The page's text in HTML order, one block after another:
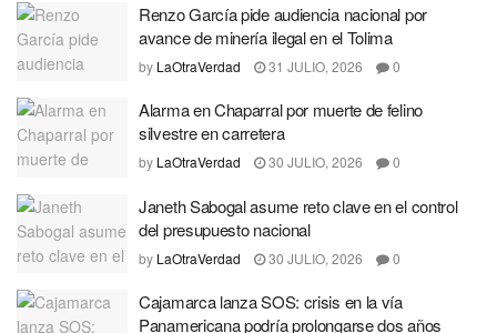
Renzo García pide audiencia nacional por
avance de minería ilegal en el Tolima
by LaOtraVerdad 31 JULIO, 2026 0
Alarma en Chaparral por muerte de felino
silvestre en carretera
by LaOtraVerdad 30 JULIO, 2026 0
Janeth Sabogal asume reto clave en el control
del presupuesto nacional
by LaOtraVerdad 30 JULIO, 2026 0
Cajamarca lanza SOS: crisis en la vía
Panamericana podría prolongarse dos años